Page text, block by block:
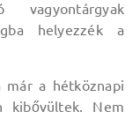
helyezzék a
már a hétköznapi
kibővültek. Nem